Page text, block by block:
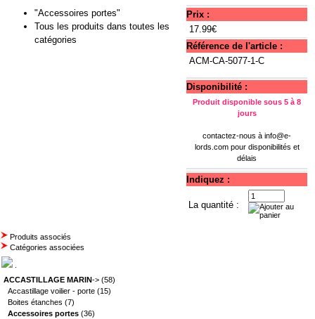
"Accessoires portes"
Tous les produits dans toutes les
catégories
Prix :
17.99€
Référence de l'article :
ACM-CA-5077-1-C
Disponibilité :
Produit disponible sous 5 à 8
jours
contactez-nous à info@e-
lords.compour disponibilités et
délais
Indiquez :
La quantité :
Produits associés
Catégories associées
ACCASTILLAGE MARIN-> (58)
Accastillage voilier - porte (15)
Boites étanches (7)
Accessoires portes (36)